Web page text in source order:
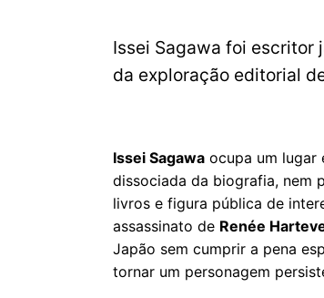
Issei Sagawa foi escritor
da exploração editorial
Issei Sagawa ocupa um lugar
dissociada da biografia, nem
livros e figura pública de
assassinato de Renée
Japão sem cumprir a pena
tornar um personagem